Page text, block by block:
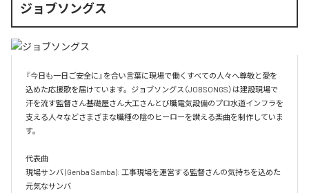
ジョブソングス
『今日も一日ご安全に』を合い言葉に現場で働くすべての人々へ尊敬と愛を
込めた応援歌を届けています。ジョブソングス（JOBSONGS）は建設現場で
汗を流す監督さん基礎屋さん大工さんとび職電気設備のプロ水道インフラを
支える人々などさまざまな職種の陰のヒーローを讃える楽曲を制作していま
す。
代表曲
現場サンバ (Genba Samba): 工事現場を運営する監督さんの気持ちを込めた
元気なサンバ